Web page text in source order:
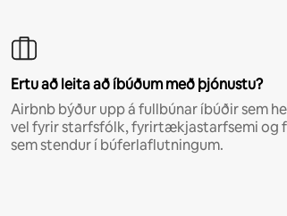
Ertu að leita að íbúðum með þjónustu?
Airbnb býður upp á fullbúnar íbúðir sem
vel fyrir starfsfólk, fyrirtækjastarfsemi og
sem stendur í búferlaflutningum.